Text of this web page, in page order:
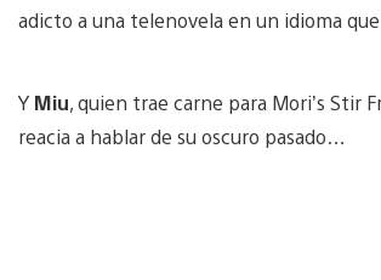
adicto a una telenovela en un idioma que
Y Miu, quien trae carne para Mori’s Stir
reacia a hablar de su oscuro pasado…